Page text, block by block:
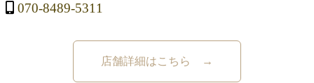
070-8489-5311
店舗詳細はこちら →